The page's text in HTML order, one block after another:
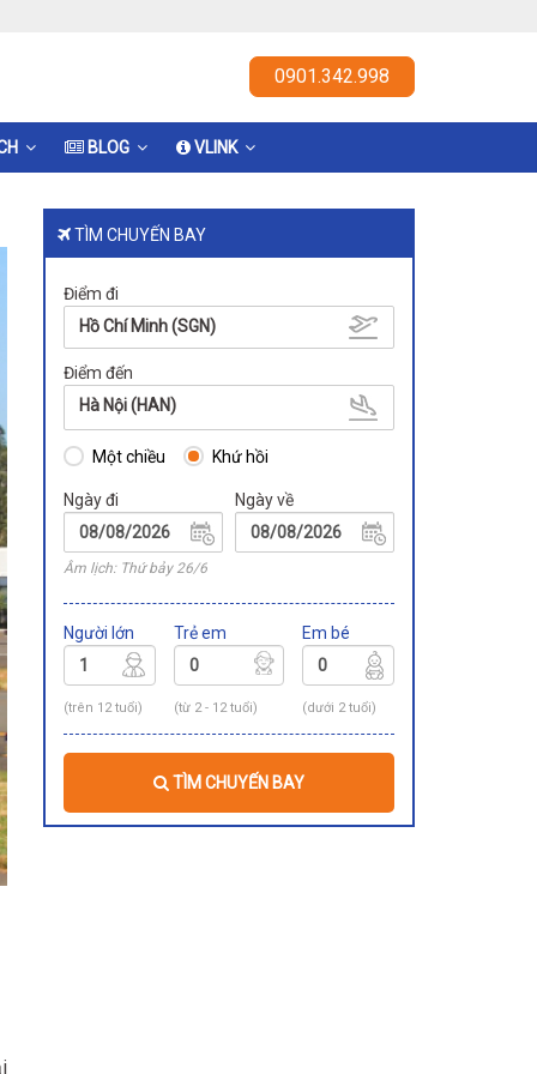
0901.342.998
BLOG VLINK
TÌM CHUYẾN BAY
Điểm đi
Hồ Chí Minh (SGN)
Điểm đến
Hà Nội (HAN)
Một chiều Khứ hồi
Ngày đi
Âm lịch: Thứ bảy 26/6
Ngày về
Người lớn
(trên 12 tuổi)
Trẻ em
(từ 2 - 12 tuổi)
Em bé
(dưới 2 tuổi)
TÌM CHUYẾN BAY